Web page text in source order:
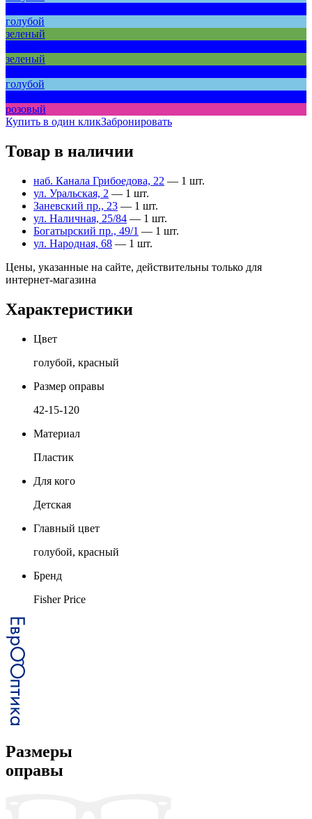
голубой
зеленый
зеленый
голубой
розовый
Купить в один кликЗабронировать
Товар в наличии
наб. Канала Грибоедова, 22 — 1 шт.
ул. Уральская, 2 — 1 шт.
Заневский пр., 23 — 1 шт.
ул. Наличная, 25/84 — 1 шт.
Богатырский пр., 49/1 — 1 шт.
ул. Народная, 68 — 1 шт.
Цены, указанные на сайте, действительны только для
интернет-магазина
Характеристики
Цвет
голубой, красный
Размер оправы
42-15-120
Материал
Пластик
Для кого
Детская
Главный цвет
голубой, красный
Бренд
Fisher Price
Размеры
оправы